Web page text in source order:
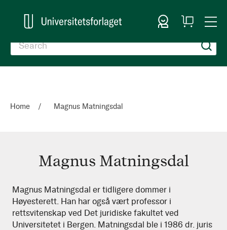
Sign In
My
Cart
Home Magnus Matningsdal
Magnus Matningsdal
Magnus
Matningsdal
Magnus Matningsdal er tidligere dommer i
Høyesterett. Han har også vært professor i
rettsvitenskap ved Det juridiske fakultet ved
Universitetet i Bergen. Matningsdal ble i 1986 dr. juris